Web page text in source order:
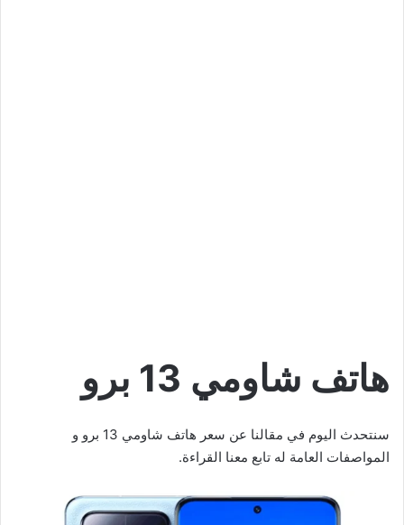
هاتف شاومي 13 برو
سنتحدث اليوم في مقالنا عن سعر هاتف شاومي 13 برو و
المواصفات العامة له تابع معنا القراءة.